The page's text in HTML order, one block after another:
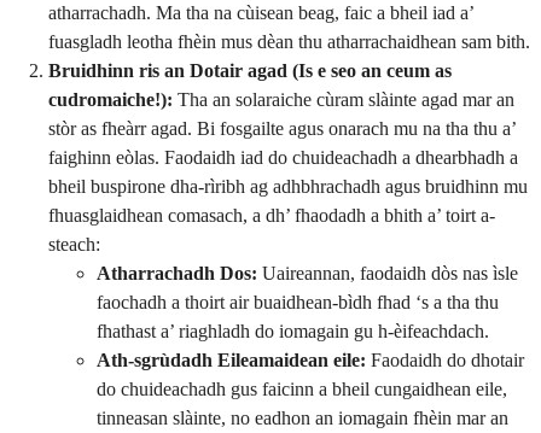
atharrachadh. Ma tha na cùisean beag, faic a bheil iad a’
fuasgladh leotha fhèin mus dèan thu atharrachaidhean sam bith.
Bruidhinn ris an Dotair agad (Is e seo an ceum as
cudromaiche!): Tha an solaraiche cùram slàinte agad mar an
stòr as fheàrr agad. Bi fosgailte agus onarach mu na tha thu a’
faighinn eòlas. Faodaidh iad do chuideachadh a dhearbhadh a
bheil buspirone dha-rìribh ag adhbhrachadh agus bruidhinn mu
fhuasglaidhean comasach, a dh’ fhaodadh a bhith a’ toirt a-
steach:
Atharrachadh Dos: Uaireannan, faodaidh dòs nas ìsle
faochadh a thoirt air buaidhean-bìdh fhad ‘s a tha thu
fhathast a’ riaghladh do iomagain gu h-èifeachdach.
Ath-sgrùdadh Eileamaidean eile: Faodaidh do dhotair
do chuideachadh gus faicinn a bheil cungaidhean eile,
tinneasan slàinte, no eadhon an iomagain fhèin mar an